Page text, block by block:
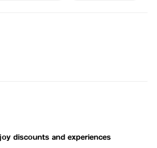
discounts and experiences